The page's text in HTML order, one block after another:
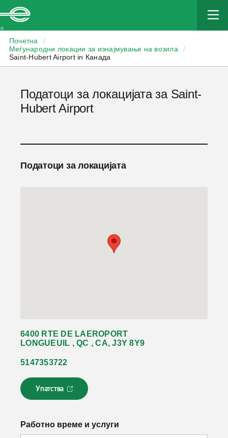
Почетна
/
Меѓународни локации за изнајмување на возила
/
Saint-Hubert Airport in Канада
Податоци за локацијата за Saint-
Hubert Airport
Податоци за локацијата
6400 RTE DE LAEROPORT
LONGUEUIL , QC , CA, J3Y 8Y9
5147353722
Упатства
Л
и
к
Работно време и услуги